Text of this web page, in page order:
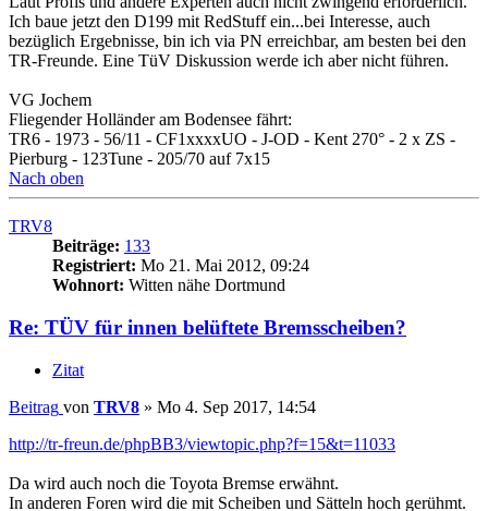
Ich baue jetzt den D199 mit RedStuff ein...bei Interesse, auch
bezüglich Ergebnisse, bin ich via PN erreichbar, am besten bei den
TR-Freunde. Eine TüV Diskussion werde ich aber nicht führen.
VG Jochem
Fliegender Holländer am Bodensee fährt:
TR6 - 1973 - 56/11 - CF1xxxxUO - J-OD - Kent 270° - 2 x ZS -
Pierburg - 123Tune - 205/70 auf 7x15
Nach oben
TRV8
Beiträge: 133
Registriert: Mo 21. Mai 2012, 09:24
Wohnort: Witten nähe Dortmund
Re: TÜV für innen belüftete Bremsscheiben?
Zitat
Beitrag von TRV8 » Mo 4. Sep 2017, 14:54
http://tr-freun.de/phpBB3/viewtopic.php?f=15&t=11033
Da wird auch noch die Toyota Bremse erwähnt.
In anderen Foren wird die mit Scheiben und Sätteln hoch gerühmt.